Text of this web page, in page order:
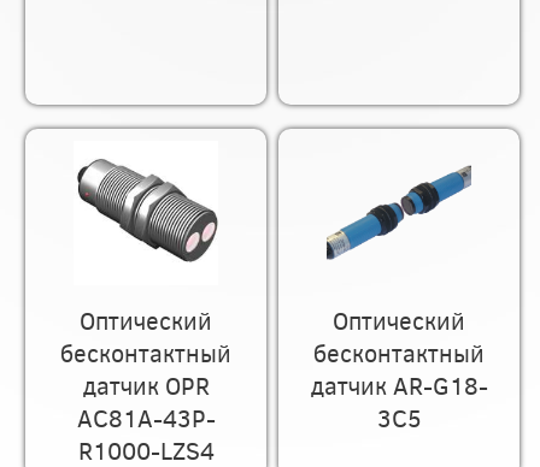
Оптический
бесконтактный
датчик OPR
AC81A-43P-
R1000-LZS4
Оптический
бесконтактный
датчик AR-G18-
3C5